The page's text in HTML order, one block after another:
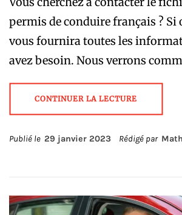
permis de conduire français ? Si
vous fournira toutes les
avez besoin. Nous verrons
CONTINUER LA LECTURE
Publié le 29 janvier 2023 Rédigé par